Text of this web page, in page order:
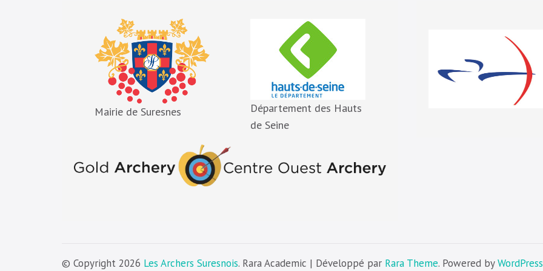
Mairie de Suresnes
Département des Hauts
de Seine
© Copyright 2026 Les Archers Suresnois. Rara Academic | Développé par Rara Theme. Powered byWordPress